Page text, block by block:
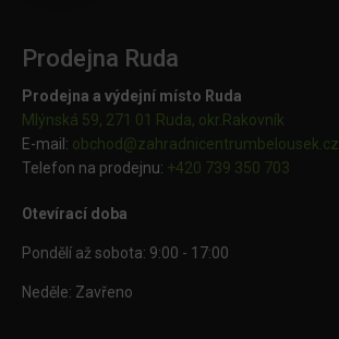
Prodejna Ruda
Prodejna a výdejní místo Ruda
Mlýnská 59, 271 01 Ruda, okr.Rakovník
E-mail: obchod@zahradnicentrumbelousek.cz
Telefon na prodejnu: +420 739 350 703
Otevírací doba
Pondělí až sobota: 9:00 - 17:00
Neděle: Zavřeno